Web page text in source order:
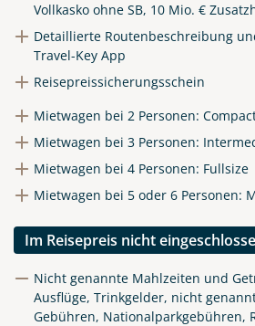
X
WhatsApp
Telegram
per E-Mail senden
Link kopieren
Vollkasko ohne SB, 10 Mio. €
Detaillierte Routenbeschreibung
Travel-Key App
Reisepreissicherungsschein
Mietwagen bei 2 Personen:
Mietwagen bei 3 Personen:
Mietwagen bei 4 Personen: Fullsize
Mietwagen bei 5 oder 6 Personen:
Im Reisepreis nicht
Nicht genannte Mahlzeiten und
Ausflüge, Trinkgelder, nicht
Gebühren, Nationalparkgebühren,